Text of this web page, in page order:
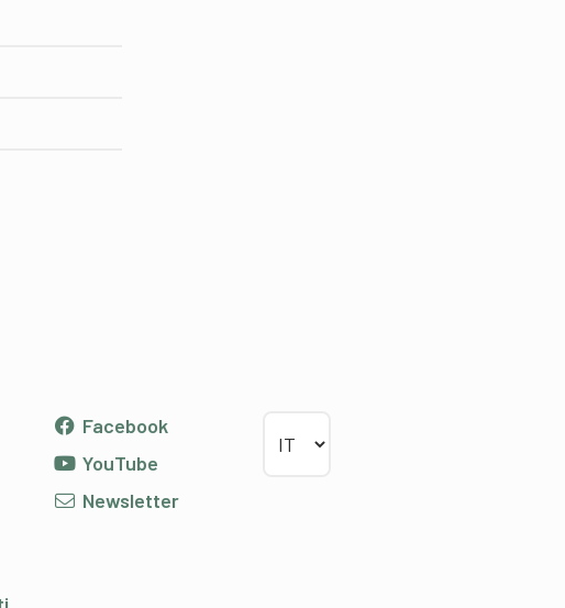
Facebook
YouTube
Newsletter